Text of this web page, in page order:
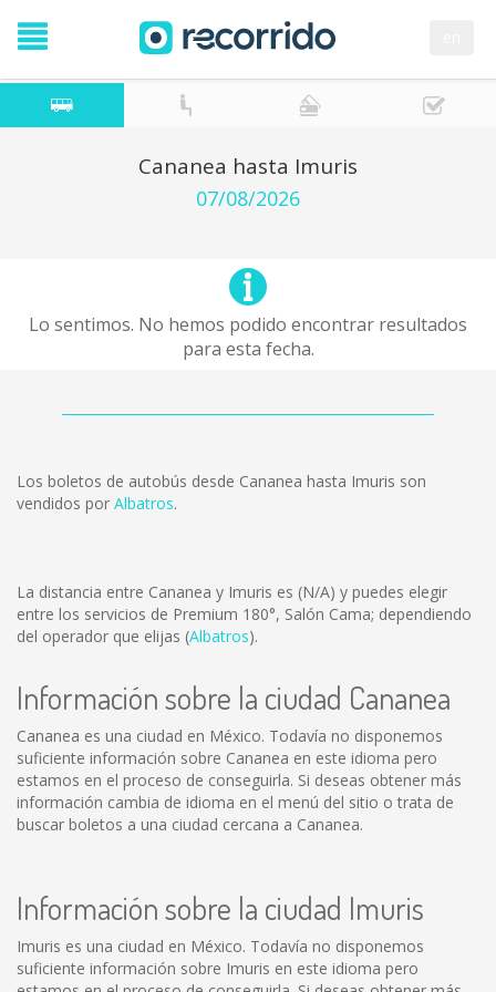
Cananea hasta Imuris
07/08/2026
Lo sentimos. No hemos podido encontrar resultados
para esta fecha.
Los boletos de autobús desde Cananea hasta Imuris son
vendidos por Albatros.
La distancia entre Cananea y Imuris es (N/A) y puedes elegir
entre los servicios de Premium 180°, Salón Cama; dependiendo
del operador que elijas (Albatros).
Información sobre la ciudad Cananea
Cananea es una ciudad en México. Todavía no disponemos
suficiente información sobre Cananea en este idioma pero
estamos en el proceso de conseguirla. Si deseas obtener más
información cambia de idioma en el menú del sitio o trata de
buscar boletos a una ciudad cercana a Cananea.
Información sobre la ciudad Imuris
Imuris es una ciudad en México. Todavía no disponemos
suficiente información sobre Imuris en este idioma pero